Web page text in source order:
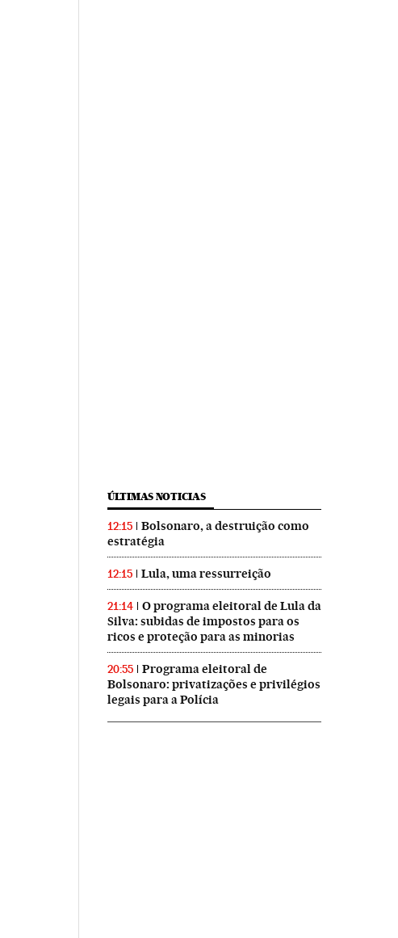
ÚLTIMAS NOTICIAS
12:15
Bolsonaro, a destruição como
estratégia
12:15 Lula, uma ressurreição
21:14
O programa eleitoral de Lula da
Silva: subidas de impostos para os
ricos e proteção para as minorias
20:55
Programa eleitoral de
Bolsonaro: privatizações e privilégios
legais para a Polícia